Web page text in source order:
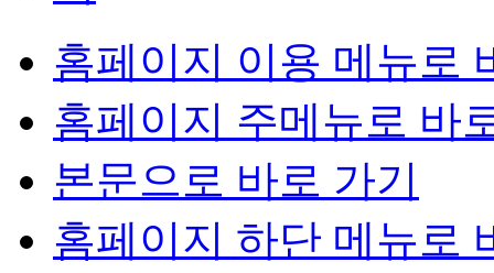
홈페이지 이용 메뉴로
홈페이지 주메뉴로 바
본문으로 바로 가기
홈페이지 하단 메뉴로